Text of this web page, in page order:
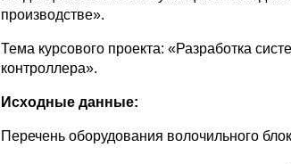
производстве».
Тема курсового проекта: «Разработка
контроллера».
Исходные данные:
Перечень оборудования волочильного